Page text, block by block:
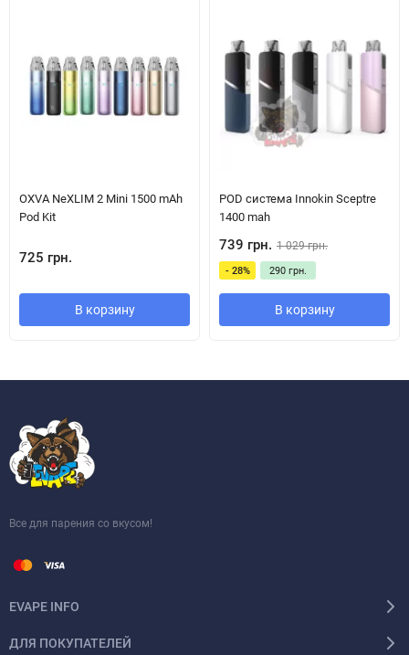
скромність і міцність.
OXVA NeXLIM 2 Mini 1500 mAh
Pod Kit
725 грн.
В корзину
POD система Innokin Sceptre
1400 mah
739 грн. 1 029 грн.
- 28% 290 грн.
В корзину
Все для парения со вкусом!
EVAPE INFO
ДЛЯ ПОКУПАТЕЛЕЙ